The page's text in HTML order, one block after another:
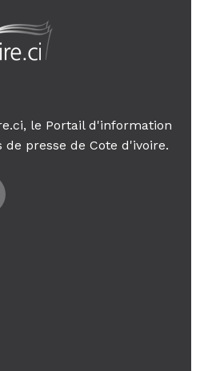
le Portail d'information
presse de Cote d'ivoire.